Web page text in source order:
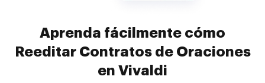
Aprenda fácilmente cómo
Reeditar Contratos de Oraciones
en Vivaldi